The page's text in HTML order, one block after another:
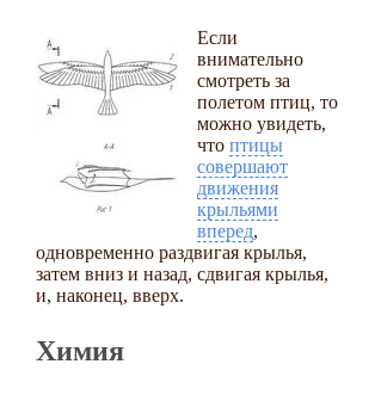
Если
внимательно
смотреть за
полетом птиц, то
можно увидеть,
что птицы
совершают
движения
крыльями
вперед,
одновременно раздвигая крылья,
затем вниз и назад, сдвигая крылья,
и, наконец, вверх.
Химия